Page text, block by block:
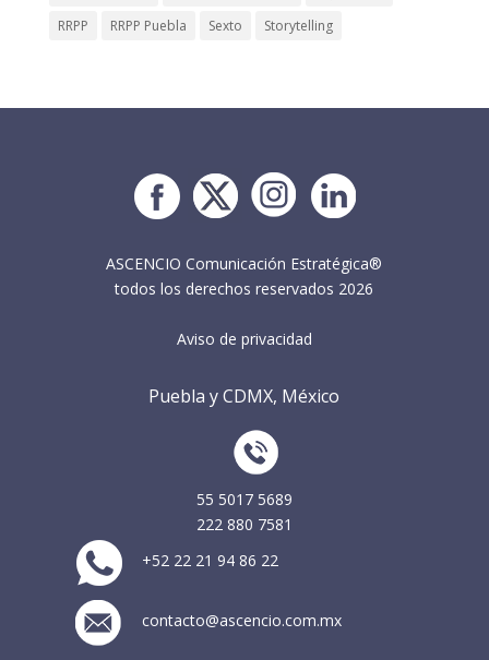
RRPP
RRPP Puebla Sexto Storytelling
ASCENCIO Comunicación Estratégica®
todos los derechos reservados 2026
Aviso de privacidad
Puebla y CDMX, México
55 5017 5689
222 880 7581
+52 22 21 94 86 22
contacto@ascencio.com.mx